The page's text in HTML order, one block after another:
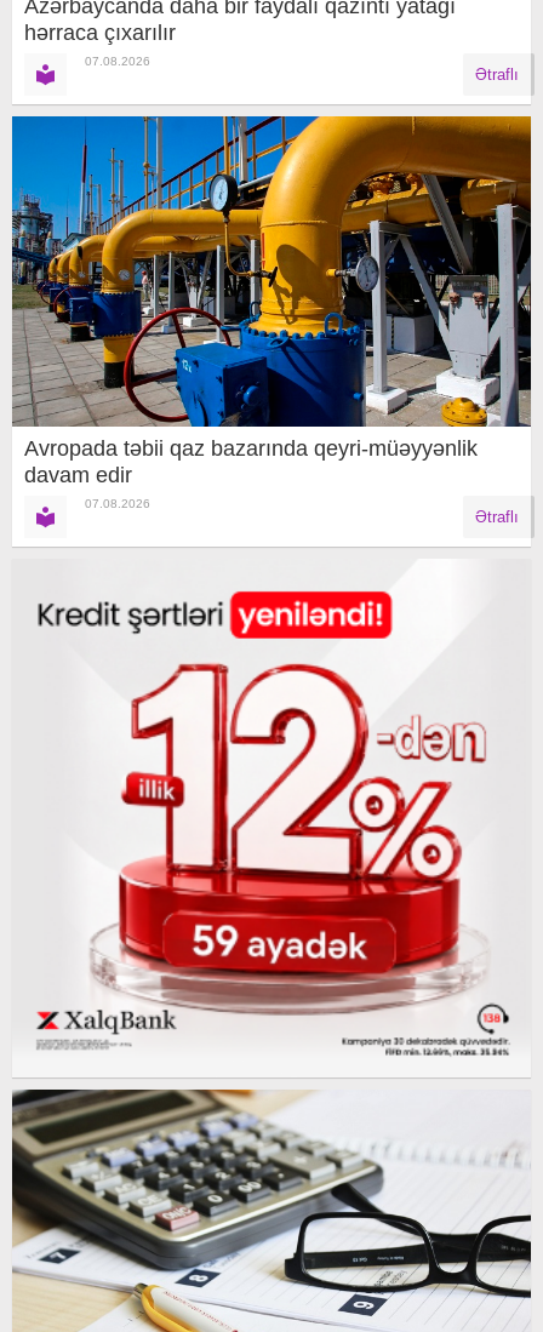
Azərbaycanda daha bir faydalı qazıntı yatağı
hərraca çıxarılır
07.08.2026
Ətraflı
Avropada təbii qaz bazarında qeyri-müəyyənlik
davam edir
07.08.2026
Ətraflı